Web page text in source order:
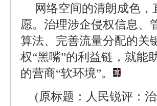
网络空间的清朗成色
愿。治理涉企侵权信息、
算法、完善流量分配的关
权“黑嘴”的利益链，就能
的营商“软环境”。
(原标题：人民锐评：